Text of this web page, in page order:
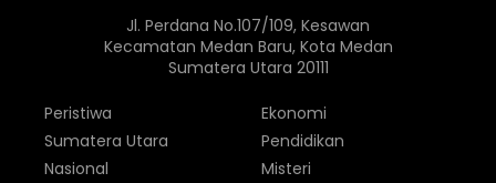
Jl. Perdana No.107/109, Kesawan
Kecamatan Medan Baru, Kota Medan
Sumatera Utara 20111
Peristiwa
Sumatera Utara
Nasional
Ekonomi
Pendidikan
Misteri